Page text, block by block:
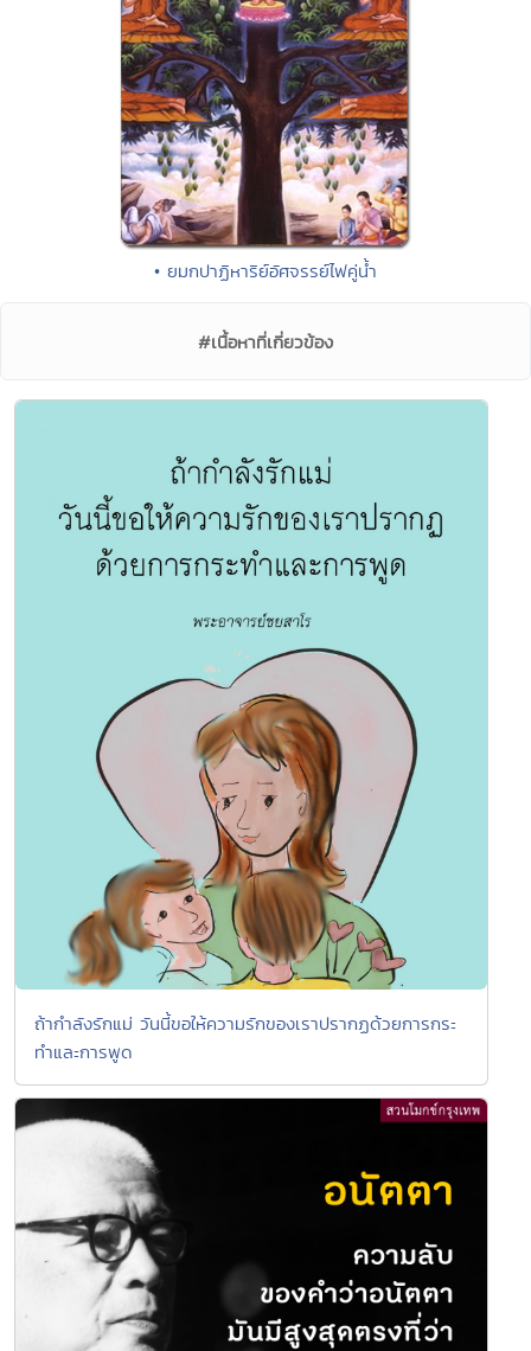
• ยมกปาฏิหาริย์อัศจรรย์ไฟคู่น้ำ
#เนื้อหาที่เกี่ยวข้อง
ถ้ากำลังรักแม่ วันนี้ขอให้ความรักของเราปรากฏด้วยการกระ
ทำและการพูด